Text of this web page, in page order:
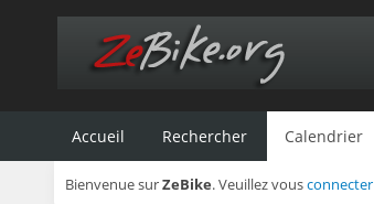
Accueil Rechercher Calendrier
Bienvenue surZeBike. Veuillez vousconnecter